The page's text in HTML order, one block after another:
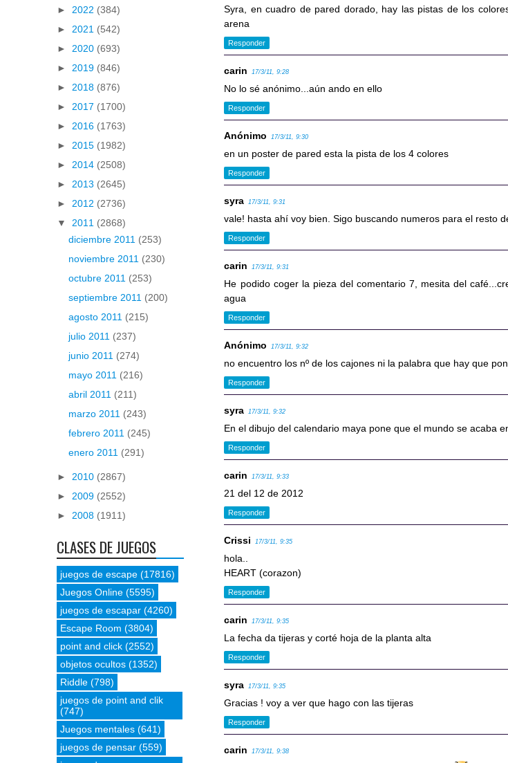
Syra, en cuadro de pared dorado, hay las pistas de los
arena
Responder
carin 17/3/11, 9:28
No lo sé anónimo...aún ando en ello
Responder
Anónimo 17/3/11, 9:30
en un poster de pared esta la pista de los 4 colores
Responder
syra 17/3/11, 9:31
vale! hasta ahí voy bien. Sigo buscando numeros para el resto
Responder
carin 17/3/11, 9:31
He podido coger la pieza del comentario 7, mesita del
agua
Responder
Anónimo 17/3/11, 9:32
no encuentro los nº de los cajones ni la palabra que hay que
Responder
syra 17/3/11, 9:32
En el dibujo del calendario maya pone que el mundo se acaba
Responder
carin 17/3/11, 9:33
21 del 12 de 2012
Responder
Crissi 17/3/11, 9:35
hola..
HEART (corazon)
Responder
carin 17/3/11, 9:35
La fecha da tijeras y corté hoja de la planta alta
Responder
syra 17/3/11, 9:35
Gracias ! voy a ver que hago con las tijeras
Responder
carin 17/3/11, 9:38
► 2022 (384)
► 2021 (542)
► 2020 (693)
► 2019 (846)
► 2018 (876)
► 2017 (1700)
► 2016 (1763)
► 2015 (1982)
► 2014 (2508)
► 2013 (2645)
► 2012 (2736)
▼ 2011 (2868)
diciembre 2011 (253)
noviembre 2011 (230)
octubre 2011 (253)
septiembre 2011 (200)
agosto 2011 (215)
julio 2011 (237)
junio 2011 (274)
mayo 2011 (216)
abril 2011 (211)
marzo 2011 (243)
febrero 2011 (245)
enero 2011 (291)
► 2010 (2867)
► 2009 (2552)
► 2008 (1911)
CLASES DE JUEGOS
juegos de escape (17816)
Juegos Online (5595)
juegos de escapar (4260)
Escape Room (3804)
point and click (2552)
objetos ocultos (1352)
Riddle (798)
juegos de point and clik
(747)
Juegos mentales (641)
juegos de pensar (559)